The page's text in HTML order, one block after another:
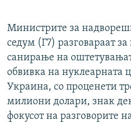
Министрите за
седум (Г7) разговараат
санирање на
обвивка на нуклеарната
Украина, со проценети
милиони долари, знак
фокусот на разговорите